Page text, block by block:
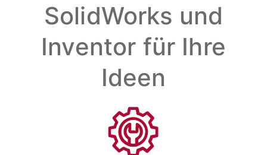
SolidWorks und
Inventor für Ihre
Ideen